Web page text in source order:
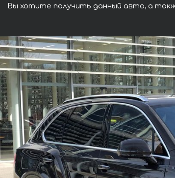
Вы хотите получить данный авто, а